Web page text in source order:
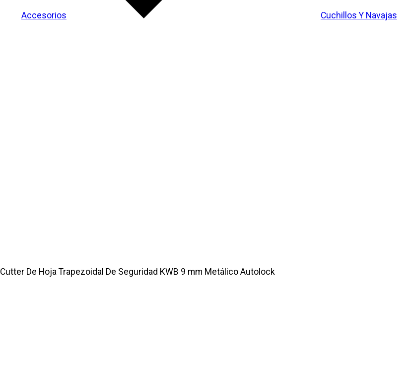
Accesorios Cuchillos Y Navajas
Cutter De Hoja Trapezoidal De Seguridad KWB 9 mm Metálico Autolock